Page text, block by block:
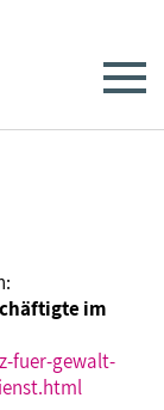
im
fuer-gewalt-